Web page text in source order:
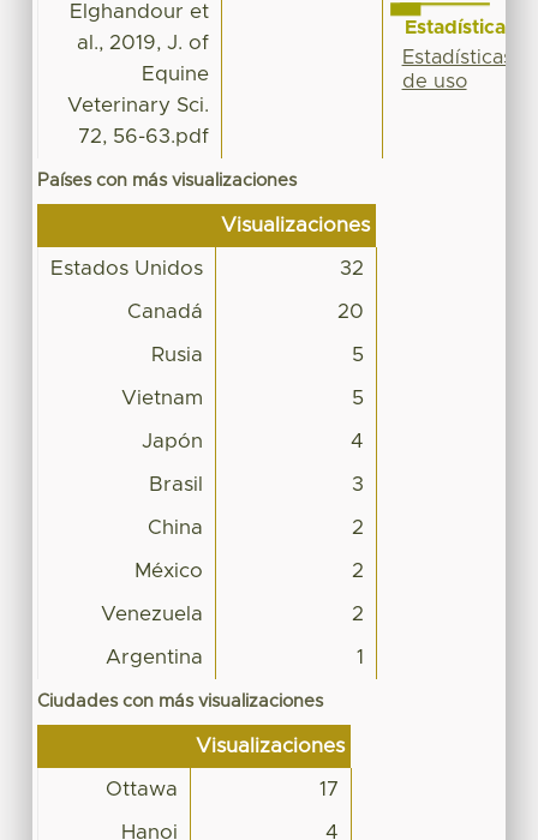
Elghandour et
al., 2019, J. of
Equine
Veterinary Sci.
72, 56-63.pdf
Países con más visualizaciones
Visualizaciones
Estados Unidos 32
Canadá 20
Rusia 5
Vietnam 5
Japón 4
Brasil 3
China 2
México 2
Venezuela 2
Argentina 1
Ciudades con más visualizaciones
Visualizaciones
Ottawa 17
Hanoi 4
Estadísticas
Estadísticas
de uso